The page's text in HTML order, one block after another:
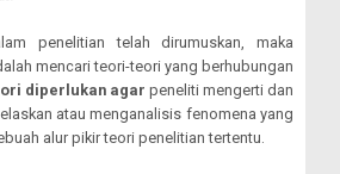
penelitian telah dirumuskan, maka
mencari teori-teori yang berhubungan
diperlukan agar peneliti mengerti dan
atau menganalisis fenomena yang
alur pikir teori penelitian tertentu.